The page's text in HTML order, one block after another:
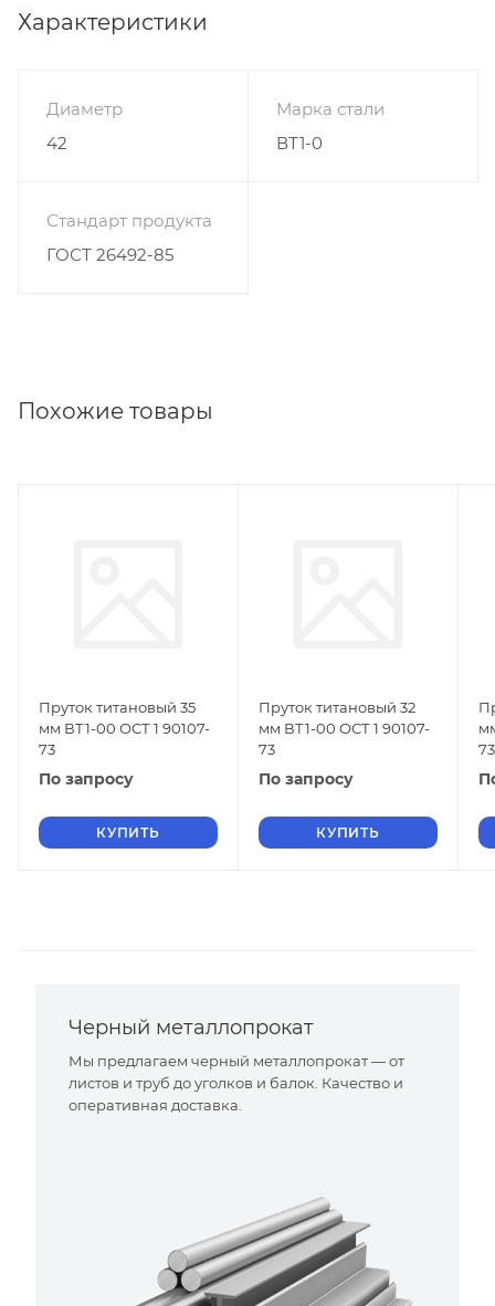
Характеристики
Диаметр
42
Марка стали
ВТ1-0
Стандарт продукта
ГОСТ 26492-85
Похожие товары
Пруток титановый 35
мм ВТ1-00 ОСТ 1 90107-
73
По запросу
КУПИТЬ
Пруток титановый 32
мм ВТ1-00 ОСТ 1 90107-
73
По запросу
КУПИТЬ
73
Черный металлопрокат
Мы предлагаем черный металлопрокат — от
листов и труб до уголков и балок. Качество и
оперативная доставка.